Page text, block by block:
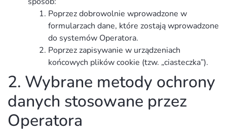
Poprzez dobrowolnie wprowadzone w
formularzach dane, które zostają wprowadzone
do systemów Operatora.
Poprzez zapisywanie w urządzeniach
końcowych plików cookie (tzw. „ciasteczka”).
2. Wybrane metody ochrony
danych stosowane przez
Operatora